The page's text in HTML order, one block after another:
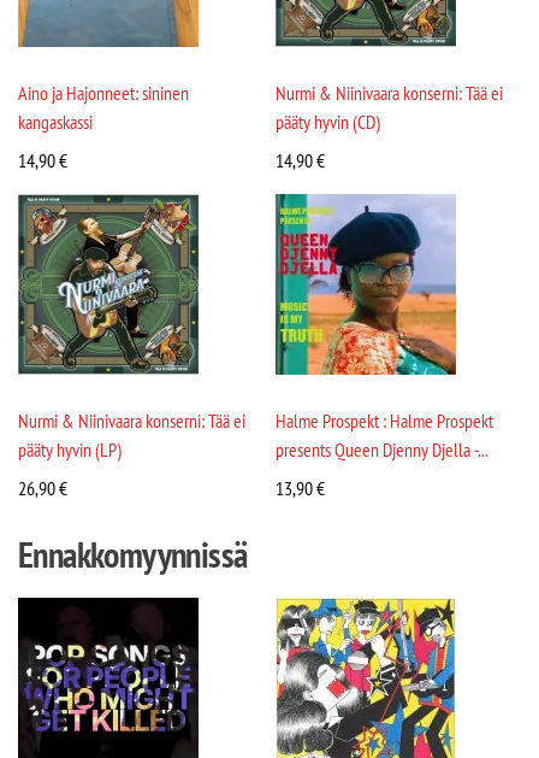
Aino ja Hajonneet: sininen
kangaskassi
14,90€
Nurmi & Niinivaara konserni: Tää ei
pääty hyvin (CD)
14,90€
Nurmi & Niinivaara konserni: Tää ei
pääty hyvin (LP)
26,90€
Halme Prospekt : Halme Prospekt
presents Queen Djenny Djella -...
13,90€
Ennakkomyynnissä